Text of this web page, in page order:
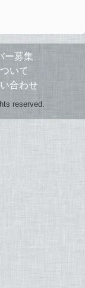
ー募集
いて
合わせ
reserved.